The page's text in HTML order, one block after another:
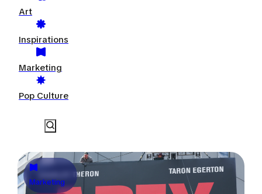
Art
Inspirations
Marketing
Pop Culture
Marketing